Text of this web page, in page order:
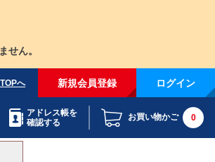
せん。
へ 新規会員登録 ログイン
アドレス帳を
確認する
お買い物かご 0